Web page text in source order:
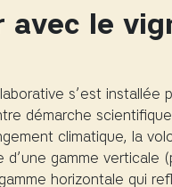
avec le
s’est installée
démarche
climatique, la
d’une gamme verticale
horizontale qui